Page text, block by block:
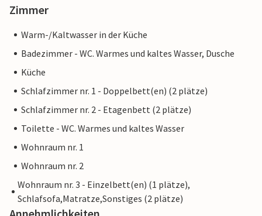
Zimmer
Warm-/Kaltwasser in der Küche
Badezimmer - WC. Warmes und kaltes Wasser, Dusche
Küche
Schlafzimmer nr. 1 - Doppelbett(en) (2 plätze)
Schlafzimmer nr. 2 - Etagenbett (2 plätze)
Toilette - WC. Warmes und kaltes Wasser
Wohnraum nr. 1
Wohnraum nr. 2
Wohnraum nr. 3 - Einzelbett(en) (1 plätze),
Schlafsofa,Matratze,Sonstiges (2 plätze)